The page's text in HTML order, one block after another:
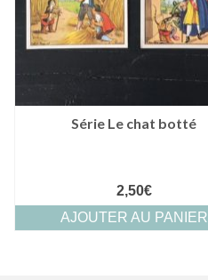
Série Le chat botté
2,50€
AJOUTER AU PANIER